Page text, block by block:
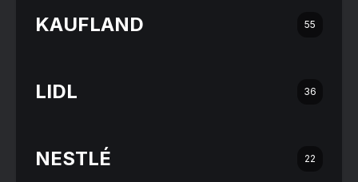
KAUFLAND 55
LIDL 36
NESTLÉ 22